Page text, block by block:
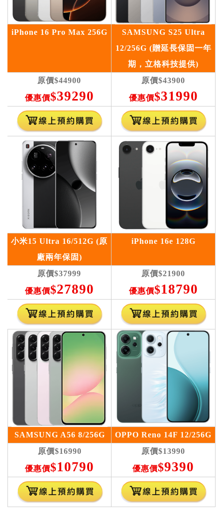
iPhone 16 Pro Max 256G
SAMSUNG S25 Ultra
12/256G (贈延長保固一年
期，立格科技提供)
原價$44900
優惠價$39290
原價$43900
優惠價$31990
小米15 Ultra 16/512G (原
廠兩年保固)
iPhone 16e 128G
原價$37999
優惠價$27890
原價$21900
優惠價$18790
SAMSUNG A56 8/256G
OPPO Reno 14F 12/256G
原價$16990
優惠價$10790
原價$13990
優惠價$9390